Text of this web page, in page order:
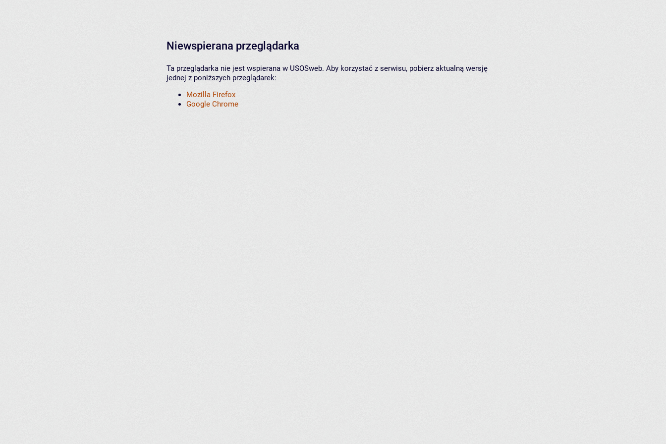
Niewspierana przeglądarka
Ta przeglądarka nie jest wspierana w USOSweb. Aby korzystać z serwisu, pobierz aktualną wersję
jednej z poniższych przeglądarek:
Mozilla Firefox
Google Chrome